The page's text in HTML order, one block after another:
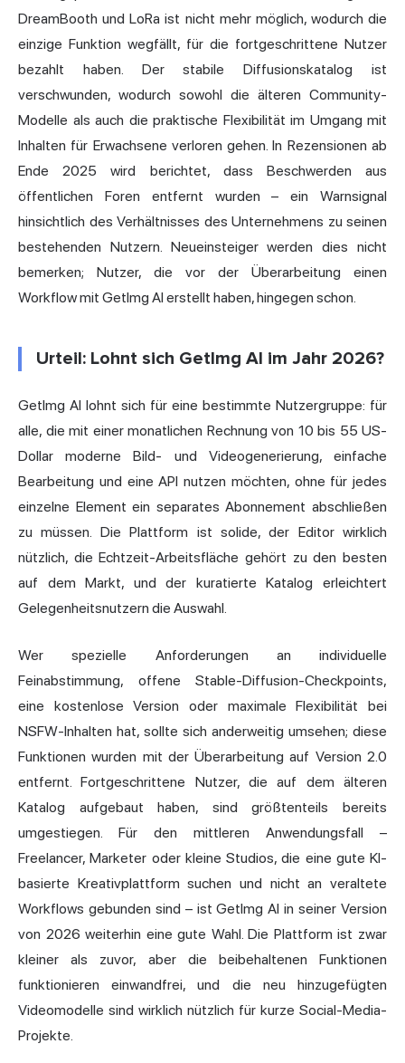
DreamBooth und LoRa ist nicht mehr möglich, wodurch die
einzige Funktion wegfällt, für die fortgeschrittene Nutzer
bezahlt haben. Der stabile Diffusionskatalog ist
verschwunden, wodurch sowohl die älteren Community-
Modelle als auch die praktische Flexibilität im Umgang mit
Inhalten für Erwachsene verloren gehen. In Rezensionen ab
Ende 2025 wird berichtet, dass Beschwerden aus
öffentlichen Foren entfernt wurden – ein Warnsignal
hinsichtlich des Verhältnisses des Unternehmens zu seinen
bestehenden Nutzern. Neueinsteiger werden dies nicht
bemerken; Nutzer, die vor der Überarbeitung einen
Workflow mit GetImg AI erstellt haben, hingegen schon.
Urteil: Lohnt sich GetImg AI im Jahr 2026?
GetImg AI lohnt sich für eine bestimmte Nutzergruppe: für
alle, die mit einer monatlichen Rechnung von 10 bis 55 US-
Dollar moderne Bild- und Videogenerierung, einfache
Bearbeitung und eine API nutzen möchten, ohne für jedes
einzelne Element ein separates Abonnement abschließen
zu müssen. Die Plattform ist solide, der Editor wirklich
nützlich, die Echtzeit-Arbeitsfläche gehört zu den besten
auf dem Markt, und der kuratierte Katalog erleichtert
Gelegenheitsnutzern die Auswahl.
Wer spezielle Anforderungen an individuelle
Feinabstimmung, offene Stable-Diffusion-Checkpoints,
eine kostenlose Version oder maximale Flexibilität bei
NSFW-Inhalten hat, sollte sich anderweitig umsehen; diese
Funktionen wurden mit der Überarbeitung auf Version 2.0
entfernt. Fortgeschrittene Nutzer, die auf dem älteren
Katalog aufgebaut haben, sind größtenteils bereits
umgestiegen. Für den mittleren Anwendungsfall –
Freelancer, Marketer oder kleine Studios, die eine gute KI-
basierte Kreativplattform suchen und nicht an veraltete
Workflows gebunden sind – ist GetImg AI in seiner Version
von 2026 weiterhin eine gute Wahl. Die Plattform ist zwar
kleiner als zuvor, aber die beibehaltenen Funktionen
funktionieren einwandfrei, und die neu hinzugefügten
Videomodelle sind wirklich nützlich für kurze Social-Media-
Projekte.